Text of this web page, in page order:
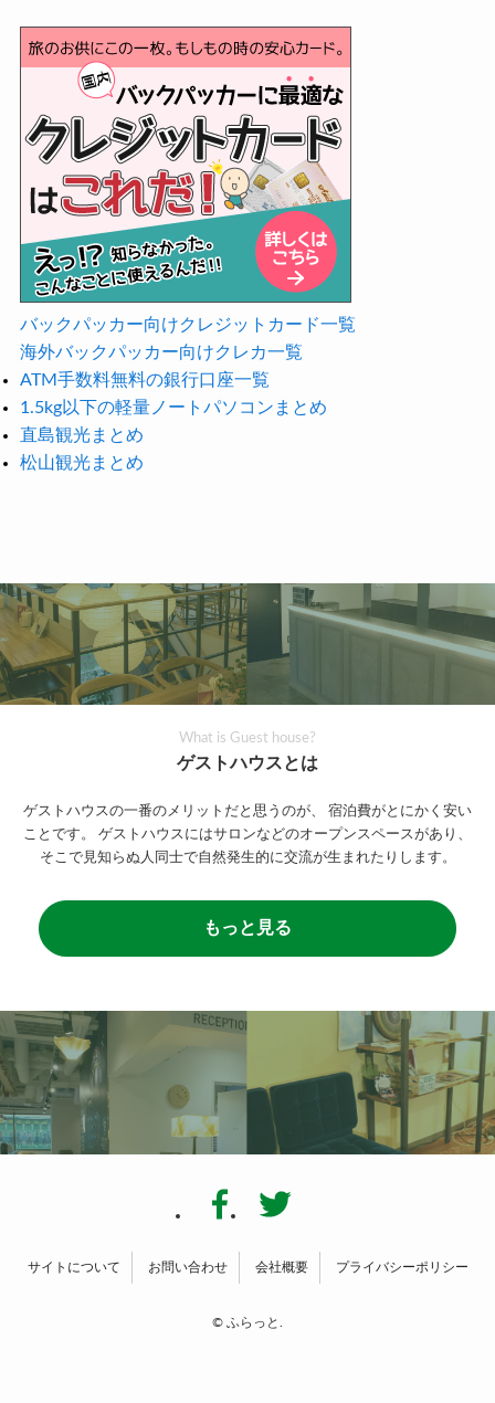
バックパッカー向けクレジットカード一覧
海外バックパッカー向けクレカ一覧
ATM手数料無料の銀行口座一覧
1.5kg以下の軽量ノートパソコンまとめ
直島観光まとめ
松山観光まとめ
What is Guest house?
ゲストハウスとは
ゲストハウスの一番のメリットだと思うのが、
宿泊費がとにかく安い
ことです。
ゲストハウスにはサロンなどのオープンスペースがあり、
そこで見知らぬ人同士で自然発生的に交流が生まれたりします。
もっと見る
サイトについて お問い合わせ 会社概要 プライバシーポリシー
© ふらっと.